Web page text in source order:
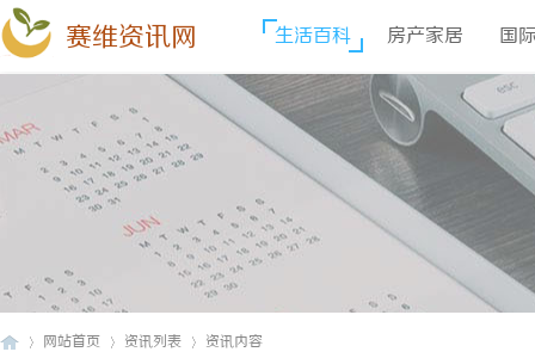
赛维资讯网 生活百科 房产家居 国
网站首页 资讯列表 资讯内容